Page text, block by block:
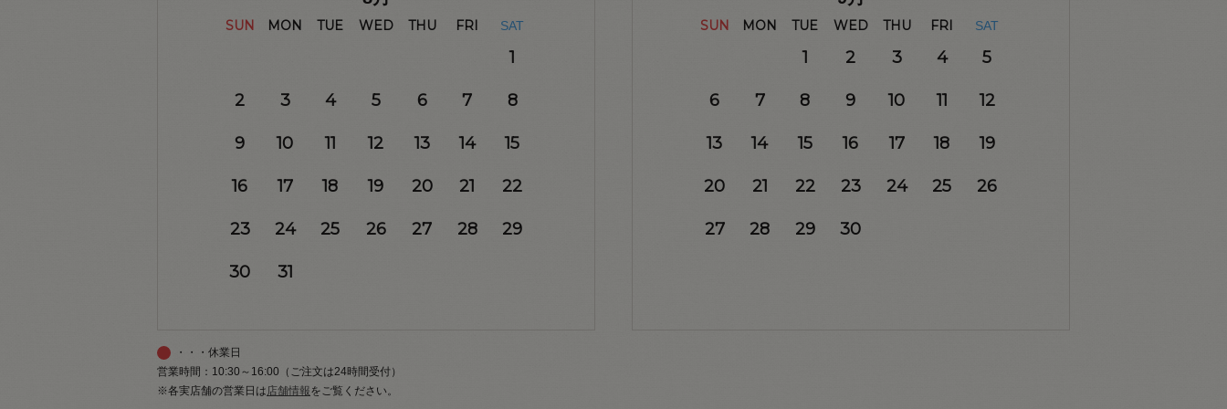
SUN MON TUE WED THU FRI SAT
1
2 3 4 5 6 7 8
9 10 11 12 13 14 15
16 17 18 19 20 21 22
23 24 25 26 27 28 29
30 31
SUN MON TUE WED THU FRI SAT
1 2 3 4 5
6 7 8 9 10 11 12
13 14 15 16 17 18 19
20 21 22 23 24 25 26
27 28 29 30
・・・休業日
営業時間：10:30～16:00（ご注文は24時間受付）
※各実店舗の営業日は店舗情報をご覧ください。